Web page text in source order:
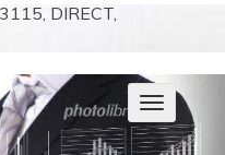
DIRECT,
ナ
ビ
ゲ